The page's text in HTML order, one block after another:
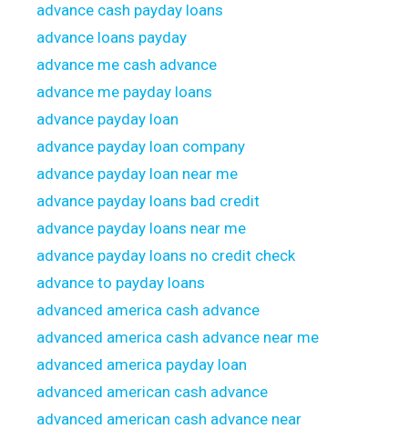
advance cash payday loans
advance loans payday
advance me cash advance
advance me payday loans
advance payday loan
advance payday loan company
advance payday loan near me
advance payday loans bad credit
advance payday loans near me
advance payday loans no credit check
advance to payday loans
advanced america cash advance
advanced america cash advance near me
advanced america payday loan
advanced american cash advance
advanced american cash advance near